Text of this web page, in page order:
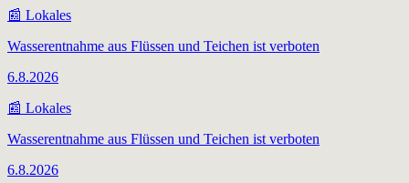
📰 Lokales
Wasserentnahme aus Flüssen und Teichen ist verboten
6.8.2026
📰 Lokales
Wasserentnahme aus Flüssen und Teichen ist verboten
6.8.2026